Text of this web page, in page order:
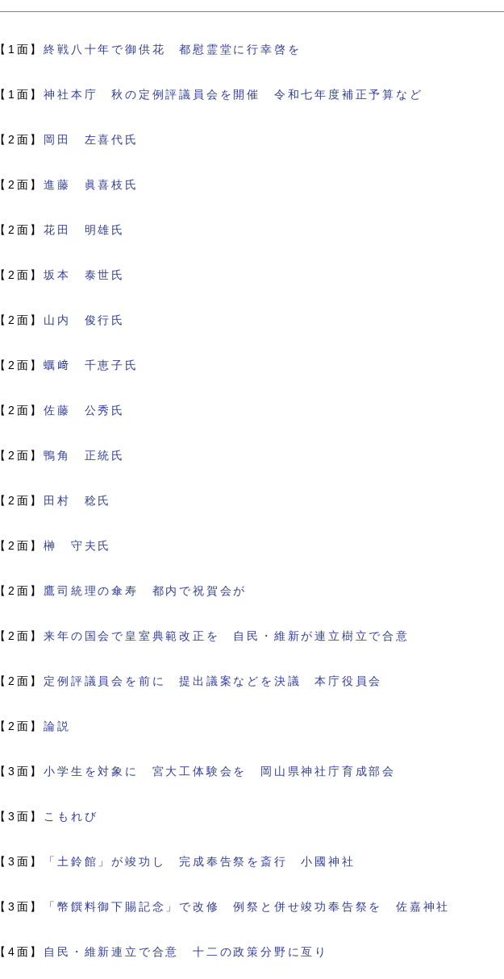
【1面】終戦八十年で御供花 都慰霊堂に行幸啓を
【1面】神社本庁 秋の定例評議員会を開催 令和七年度補正予算など
【2面】 岡田 左喜代氏
【2面】進藤 眞喜枝氏
【2面】花田 明雄氏
【2面】坂本 泰世氏
【2面】 山内 俊行氏
【2面】蠣﨑 千恵子氏
【2面】佐藤 公秀氏
【2面】鴨角 正統氏
【2面】 田村 稔氏
【2面】榊 守夫氏
【2面】 鷹司統理の傘寿 都内で祝賀会が
【2面】来年の国会で皇室典範改正を 自民・維新が連立樹立で合意
【2面】 定例評議員会を前に 提出議案などを決議 本庁役員会
【2面】論説
【3面】小学生を対象に 宮大工体験会を 岡山県神社庁育成部会
【3面】 こもれび
【3面】 「土鈴館」が竣功し 完成奉告祭を斎行 小國神社
【3面】 「幣饌料御下賜記念」で改修 例祭と併せ竣功奉告祭を 佐嘉神社
【4面】 自民・維新連立で合意 十二の政策分野に亙り